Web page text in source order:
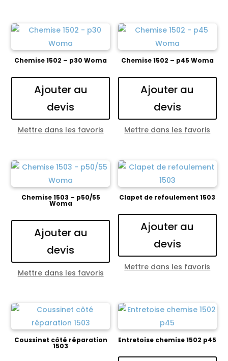
Chemise 1502 – p30 Woma
Ajouter au
devis
Mettre dans les favoris
Chemise 1502 – p45 Woma
Ajouter au
devis
Mettre dans les favoris
Chemise 1503 – p50/55
Woma
Ajouter au
devis
Mettre dans les favoris
Clapet de refoulement 1503
Ajouter au
devis
Mettre dans les favoris
Coussinet côté réparation
1503
Entretoise chemise 1502 p45